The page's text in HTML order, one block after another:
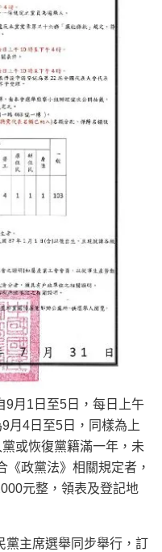
9月1日至5日，每日上午
月4日至5日，同樣為上
或恢復黨籍滿一年，未
政黨法》相關規定者，
元整，領表及登記地
黨主席選舉同步舉行，訂